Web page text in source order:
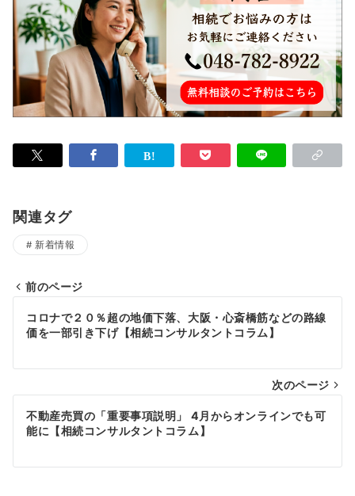
関連タグ
新着情報
投
稿
ナ
ビ
ゲ
シ
前のページ
コロナで２０％超の地価下落、大阪・心斎橋筋などの路線
価を一部引き下げ【相続コンサルタントコラム】
次のページ
不動産売買の「重要事項説明」 4月からオンラインでも可
能に【相続コンサルタントコラム】